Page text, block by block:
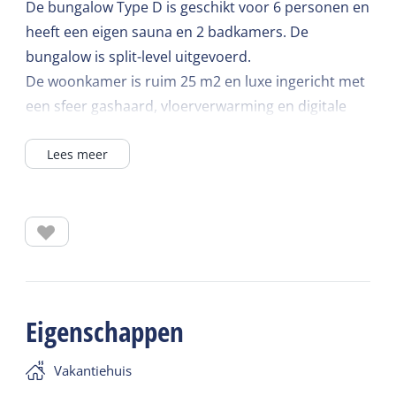
De bungalow Type D is geschikt voor 6 personen en
heeft een eigen sauna en 2 badkamers. De
bungalow is split-level uitgevoerd.
De woonkamer is ruim 25 m2 en luxe ingericht met
een sfeer gashaard, vloerverwarming en digitale
Op de vloer ligt leisteen/ plavuizen, CV is aanwezig
hoekbank en twee fauteuils. Met een trapje van
o.a. een koelkast met vriesvak, vaatwasser,
eettafel staan 6 stoelen.
Er zijn 3 slaapkamers, waarvan 2 slaapkamers zijn
Lees meer
Eigenschappen
Vakantiehuis